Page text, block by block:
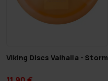
Viking Discs Valhalla - Storm